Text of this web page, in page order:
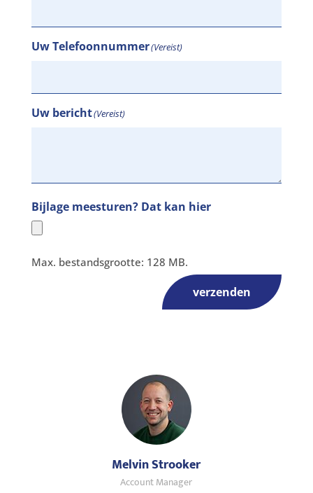
Uw Telefoonnummer(Vereist)
Uw bericht(Vereist)
Bijlage meesturen? Dat kan hier
Max. bestandsgrootte: 128 MB.
verzenden
Melvin Strooker
Account Manager